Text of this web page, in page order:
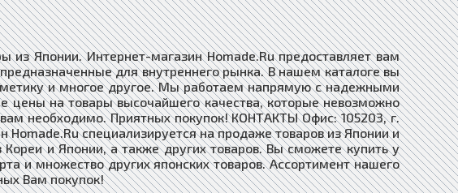
Японии. Интернет-магазин Homade.Ru предоставляет вам
для внутреннего рынка. В нашем каталоге вы
и многое другое. Мы работаем напрямую с надежными
цены на товары высочайшего качества, которые невозможно
необходимо. Приятных покупок! КОНТАКТЫ Офис: 105203, г.
специализируется на продаже товаров из Японии и
и Японии, а также других товаров. Вы сможете купить у
и множество других японских товаров. Ассортимент нашего
Вам покупок!